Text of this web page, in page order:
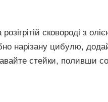
сковороді з
нарізану цибулю,
стейки, поливши